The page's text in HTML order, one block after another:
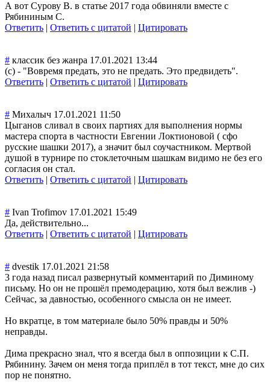
А вот Сурову В. в статье 2017 года обвиняли вместе с
Рябининым С.
Ответить | Ответить с цитатой | Цитировать
# классик без жанра 17.01.2021 13:44
(с) - "Вовремя предать, это не предать. Это предвидеть".
Ответить | Ответить с цитатой | Цитировать
# Михалыч 17.01.2021 11:50
Цыганов сливал в своих партиях для выполнения нормы
мастера спорта в частности Евгении Локтионовой ( сфо
русские шашки 2017), а значит был соучастником. Мертвой
душой в турнире по стоклеточным шашкам видимо не без его
согласия он стал.
Ответить | Ответить с цитатой | Цитировать
# Ivan Trofimov 17.01.2021 15:49
Да, действительно...
Ответить | Ответить с цитатой | Цитировать
# dvestik 17.01.2021 21:58
3 года назад писал развернутый комментарий по Диминому
письму. Но он не прошёл премодерацию, хотя был вежлив -)
Сейчас, за давностью, особенного смысла он не имеет.
Но вкратце, в том материале было 50% правды и 50%
неправды.
Дима прекрасно знал, что я всегда был в оппозиции к С.П.
Рябинину. Зачем он меня тогда приплёл в тот текст, мне до сих
пор не понятно.